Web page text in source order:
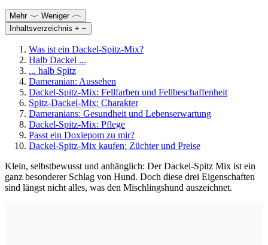
Mehr
Weniger
Inhaltsverzeichnis + −
Was ist ein Dackel-Spitz-Mix?
Halb Dackel ...
... halb Spitz
Dameranian: Aussehen
Dackel-Spitz-Mix: Fellfarben und Fellbeschaffenheit
Spitz-Dackel-Mix: Charakter
Dameranians: Gesundheit und Lebenserwartung
Dackel-Spitz-Mix: Pflege
Passt ein Doxiepom zu mir?
Dackel-Spitz-Mix kaufen: Züchter und Preise
Klein, selbstbewusst und anhänglich: Der Dackel-Spitz Mix ist ein
ganz besonderer Schlag von Hund. Doch diese drei Eigenschaften
sind längst nicht alles, was den Mischlingshund auszeichnet.